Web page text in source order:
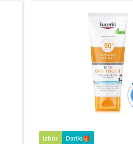
Izbor Darilo🎁